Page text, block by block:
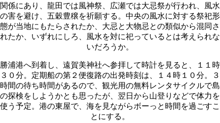
関係にあり、龍田では風神祭、広瀬では大忌祭が行われ、風水
の害を避け、五穀豊穣を祈願する。中央の風水に対する祭祀形
態が当地にもたらされたか、大忌と大物忌との類似から混同さ
れたか、いずれにしろ、風水を対に祀っているとは考えられな
いだろうか。
勝浦港へ到着し、遠賀美神社へ参拝して時計を見ると、１１時
３０分。定期船の第２便復路の出発時刻は、１４時１０分。３
時間の待ち時間があるので、観光用の無料レンタサイクルで島
の探検をしようかとも思ったが、翌日から山登りなどで体力を
使う予定。港の東屋で、海を見ながらボーっと時間を過ごすこ
とにする。